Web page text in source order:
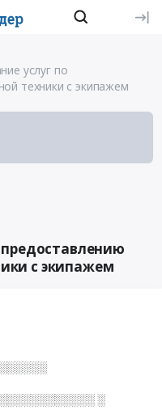
услуг по
техники с экипажем
предоставлению
с экипажем
░